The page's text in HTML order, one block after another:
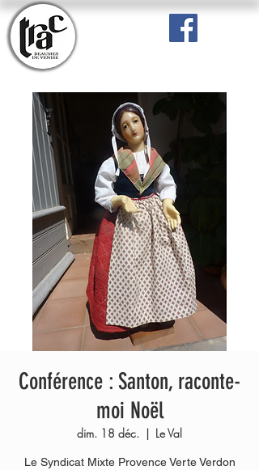
Conférence : Santon, raconte-
moi Noël
dim. 18 déc.
  |
Le Val
Le Syndicat Mixte Provence Verte Verdon